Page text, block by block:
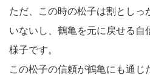
ただ、この時の松子は割としっ
いないし、鶴亀を元に戻せる自
様子です。
この松子の信頼が鶴亀にも通じ